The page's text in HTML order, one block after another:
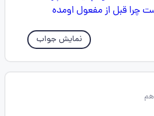
نمایش جواب